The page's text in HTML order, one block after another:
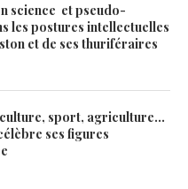
science et pseudo-
les postures intellectuelles
et de ses thuriféraires
sport, agriculture…
ses figures